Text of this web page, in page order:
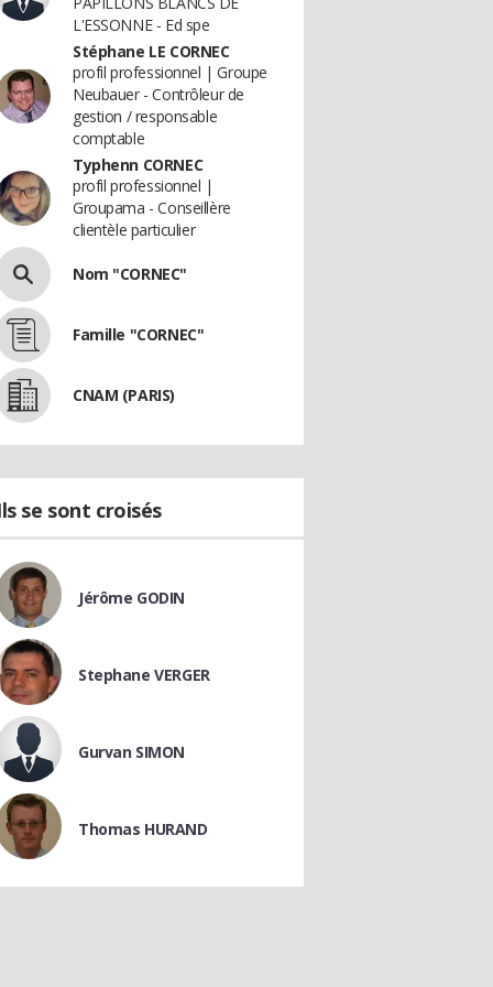
L'ESSONNE - Ed spe
Stéphane LE CORNEC
profil professionnel | Groupe
Neubauer - Contrôleur de
gestion / responsable
comptable
Typhenn CORNEC
profil professionnel |
Groupama - Conseillère
clientèle particulier
Nom "CORNEC"
Famille "CORNEC"
CNAM (PARIS)
se sont croisés
Jérôme GODIN
Stephane VERGER
Gurvan SIMON
Thomas HURAND